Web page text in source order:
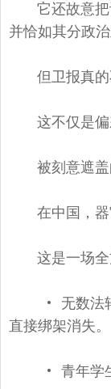
它还故意
并恰如其分政
但卫报真
这不仅是
被刻意遮
在中国，
这是一场
• 无数法
直接绑架消失。
• 青年学